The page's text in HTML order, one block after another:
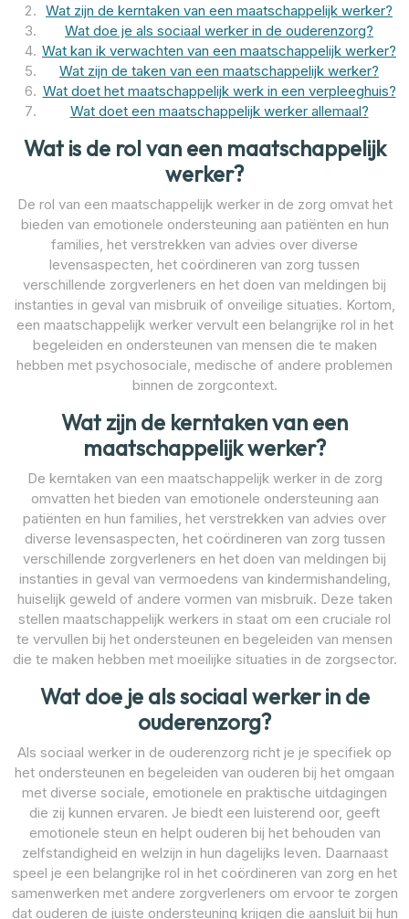
Wat zijn de kerntaken van een maatschappelijk werker?
Wat doe je als sociaal werker in de ouderenzorg?
Wat kan ik verwachten van een maatschappelijk werker?
Wat zijn de taken van een maatschappelijk werker?
Wat doet het maatschappelijk werk in een verpleeghuis?
Wat doet een maatschappelijk werker allemaal?
Wat is de rol van een maatschappelijk
werker?
De rol van een maatschappelijk werker in de zorg omvat het
bieden van emotionele ondersteuning aan patiënten en hun
families, het verstrekken van advies over diverse
levensaspecten, het coördineren van zorg tussen
verschillende zorgverleners en het doen van meldingen bij
instanties in geval van misbruik of onveilige situaties. Kortom,
een maatschappelijk werker vervult een belangrijke rol in het
begeleiden en ondersteunen van mensen die te maken
hebben met psychosociale, medische of andere problemen
binnen de zorgcontext.
Wat zijn de kerntaken van een
maatschappelijk werker?
De kerntaken van een maatschappelijk werker in de zorg
omvatten het bieden van emotionele ondersteuning aan
patiënten en hun families, het verstrekken van advies over
diverse levensaspecten, het coördineren van zorg tussen
verschillende zorgverleners en het doen van meldingen bij
instanties in geval van vermoedens van kindermishandeling,
huiselijk geweld of andere vormen van misbruik. Deze taken
stellen maatschappelijk werkers in staat om een cruciale rol
te vervullen bij het ondersteunen en begeleiden van mensen
die te maken hebben met moeilijke situaties in de zorgsector.
Wat doe je als sociaal werker in de
ouderenzorg?
Als sociaal werker in de ouderenzorg richt je je specifiek op
het ondersteunen en begeleiden van ouderen bij het omgaan
met diverse sociale, emotionele en praktische uitdagingen
die zij kunnen ervaren. Je biedt een luisterend oor, geeft
emotionele steun en helpt ouderen bij het behouden van
zelfstandigheid en welzijn in hun dagelijks leven. Daarnaast
speel je een belangrijke rol in het coördineren van zorg en het
samenwerken met andere zorgverleners om ervoor te zorgen
dat ouderen de juiste ondersteuning krijgen die aansluit bij hun